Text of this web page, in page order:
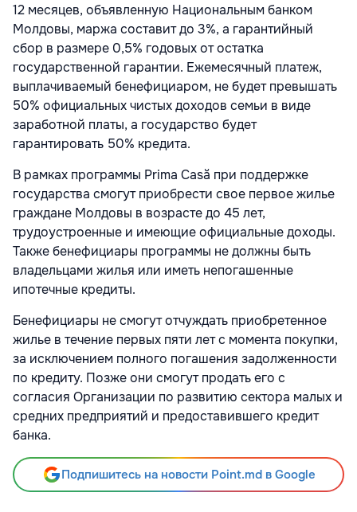
12 месяцев, объявленную Национальным банком
Молдовы, маржа составит до 3%, а гарантийный
сбор в размере 0,5% годовых от остатка
государственной гарантии. Ежемесячный платеж,
выплачиваемый бенефициаром, не будет превышать
50% официальных чистых доходов семьи в виде
заработной платы, а государство будет
гарантировать 50% кредита.
В рамках программы Prima Casă при поддержке
государства смогут приобрести свое первое жилье
граждане Молдовы в возрасте до 45 лет,
трудоустроенные и имеющие официальные доходы.
Также бенефициары программы не должны быть
владельцами жилья или иметь непогашенные
ипотечные кредиты.
Бенефициары не смогут отчуждать приобретенное
жилье в течение первых пяти лет с момента покупки,
за исключением полного погашения задолженности
по кредиту. Позже они смогут продать его с
согласия Организации по развитию сектора малых и
средних предприятий и предоставившего кредит
банка.
Подпишитесь на новости Point.md в Google